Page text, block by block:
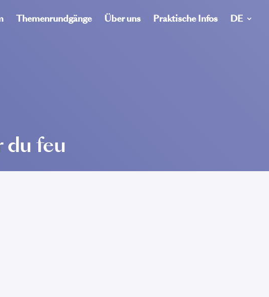
Themenrundgänge Über uns Praktische Infos DE
du feu